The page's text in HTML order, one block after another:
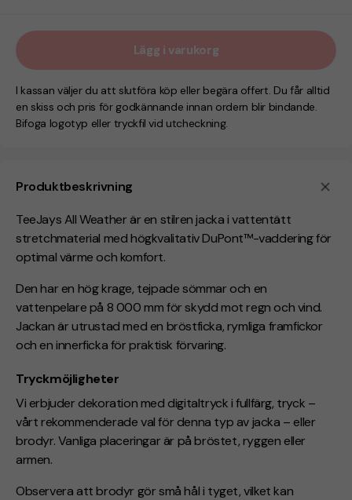
Produktbeskrivning
TeeJays All Weather är en stilren jacka i vattentätt
stretchmaterial med högkvalitativ DuPont™-vaddering för
optimal värme och komfort.
Den har en hög krage, tejpade sömmar och en
vattenpelare på 8 000 mm för skydd mot regn och vind.
Jackan är utrustad med en bröstficka, rymliga framfickor
och en innerficka för praktisk förvaring.
Tryckmöjligheter
Vi erbjuder dekoration med digitaltryck i fullfärg, tryck –
vårt rekommenderade val för denna typ av jacka – eller
brodyr. Vanliga placeringar är på bröstet, ryggen eller
armen.
Observera att brodyr gör små hål i tyget, vilket kan
Lägg i varukorg
I kassan väljer du att slutföra köp eller begära offert. Du får alltid
en skiss och pris för godkännande innan ordern blir bindande.
Bifoga logotyp eller tryckfil vid utcheckning.